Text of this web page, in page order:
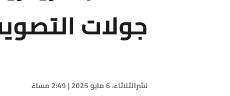
جولات
نشرالثلاثاء، 6 مايو 2025 | 2:49 مساءً